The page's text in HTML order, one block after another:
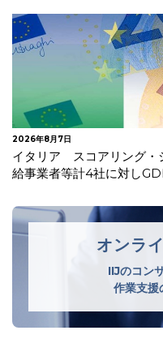
2026年7月30日
実装編 ： 設計をシステム
装の実践
オンラ
IIJのコン
作業支援